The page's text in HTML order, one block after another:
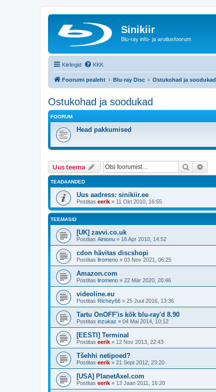
Sinikiir
Blu-ray info- ja arutlusfoorum
Kiirlingid KKK
Foorumi pealeht Blu-ray Disc Ostukohad ja soodukad
Ostukohad ja soodukad
FOORUM
Head pakkumised
Uus teema Otsi
TEADAANDED
Uus aadress: sinikiir.ee
Postitas eerik » 11 Okt 2010, 16:55
TEEMASID
[UK] zavvi.co.uk
Postitas Ainionu » 16 Apr 2010, 14:52
cdon hävitas discshopi
Postitas liromeno » 03 Nov 2021, 06:25
Amazon.com
Postitas liromeno » 22 Mär 2020, 20:46
videoline.eu
Postitas Richey66 » 25 Juul 2016, 13:36
Tartu OnOFF'is kõk blu-ray'd 8.90
Postitas inzukaz » 04 Mai 2014, 10:12
[EESTI] Terminal
Postitas eerik » 12 Nov 2013, 22:43
Tšehhi netipoed?
Postitas eerik » 21 Sept 2012, 23:20
[USA] PlanetAxel.com
Postitas eerik » 13 Jaan 2011, 16:20